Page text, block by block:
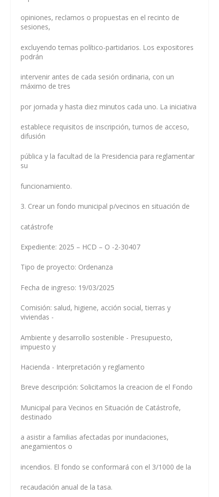
opiniones, reclamos o propuestas en el recinto de
sesiones,
excluyendo temas político-partidarios. Los expositores
podrán
intervenir antes de cada sesión ordinaria, con un
máximo de tres
por jornada y hasta diez minutos cada uno. La iniciativa
establece requisitos de inscripción, turnos de acceso,
difusión
pública y la facultad de la Presidencia para reglamentar
su
funcionamiento.
3. Crear un fondo municipal p/vecinos en situación de
catástrofe
Expediente: 2025 – HCD – O -2-30407
Tipo de proyecto: Ordenanza
Fecha de ingreso: 19/03/2025
Comisión: salud, higiene, acción social, tierras y
viviendas -
Ambiente y desarrollo sostenible - Presupuesto,
impuesto y
Hacienda - Interpretación y reglamento
Breve descripción: Solicitamos la creacion de el Fondo
Municipal para Vecinos en Situación de Catástrofe,
destinado
a asistir a familias afectadas por inundaciones,
anegamientos o
incendios. El fondo se conformará con el 3/1000 de la
recaudación anual de la tasa.